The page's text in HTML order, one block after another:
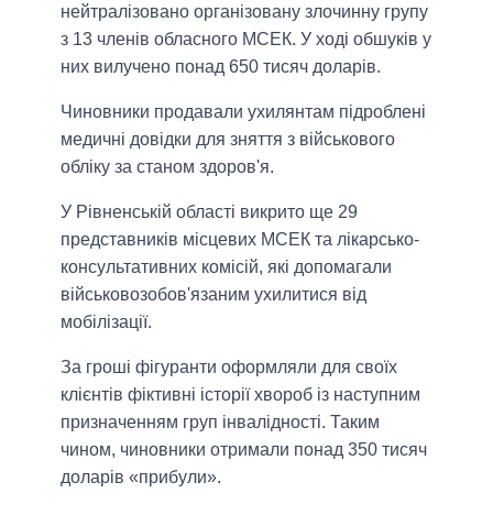
нейтралізовано організовану злочинну групу
з 13 членів обласного МСЕК. У ході обшуків у
них вилучено понад 650 тисяч доларів.
Чиновники продавали ухилянтам підроблені
медичні довідки для зняття з військового
обліку за станом здоров'я.
У Рівненській області викрито ще 29
представників місцевих МСЕК та лікарсько-
консультативних комісій, які допомагали
військовозобов'язаним ухилитися від
мобілізації.
За гроші фігуранти оформляли для своїх
клієнтів фіктивні історії хвороб із наступним
призначенням груп інвалідності. Таким
чином, чиновники отримали понад 350 тисяч
доларів «прибули».